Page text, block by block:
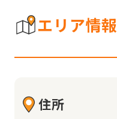
エリア情報
住所